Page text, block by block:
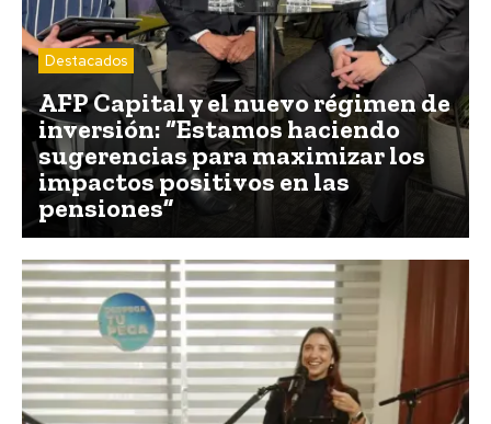
Destacados
AFP Capital y el nuevo régimen de
inversión: “Estamos haciendo
sugerencias para maximizar los
impactos positivos en las
pensiones”